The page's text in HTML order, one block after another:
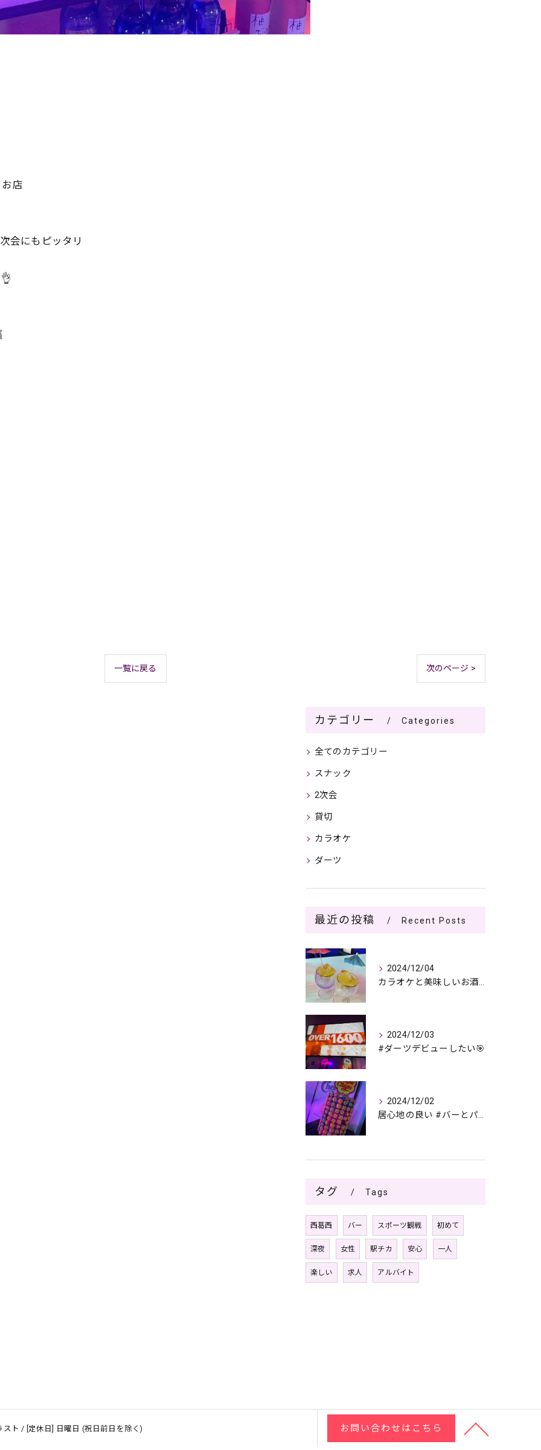
店
会にもピッタリ
一覧に戻る 次のページ >
カテゴリー Categories
全てのカテゴリー
スナック
2次会
貸切
カラオケ
ダーツ
最近の投稿 Recent Posts
2024/12/04
カラオケと美味しいお酒で過ごす夜🎤🌙
2024/12/03
#ダーツデビューしたい🎯
2024/12/02
居心地の良い #バーとパブの複合店舗
タグ Tags
西葛西 バー スポーツ観戦 初めて
深夜 女性 駅チカ 安心 一人
楽しい 求人 アルバイト
スト / [定休日] 日曜日 (祝日前日を除く) お問い合わせはこちら